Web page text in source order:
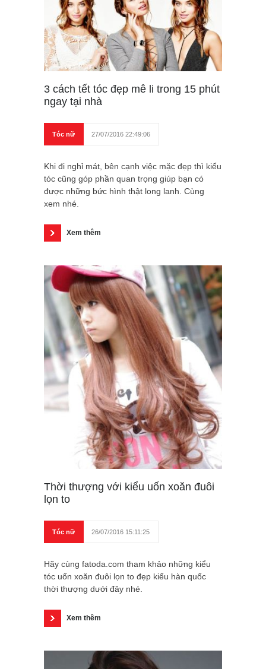
3 cách tết tóc đẹp mê li trong 15 phút
ngay tại nhà
Tóc nữ 27/07/2016 22:49:06
Khi đi nghỉ mát, bên cạnh việc mặc đẹp thì kiểu
tóc cũng góp phần quan trọng giúp bạn có
được những bức hình thật long lanh. Cùng
xem nhé.
Xem thêm
Thời thượng với kiểu uốn xoăn đuôi
lọn to
Tóc nữ 26/07/2016 15:11:25
Hãy cùng fatoda.com tham khảo những kiểu
tóc uốn xoăn đuôi lọn to đẹp kiểu hàn quốc
thời thượng dưới đây nhé.
Xem thêm